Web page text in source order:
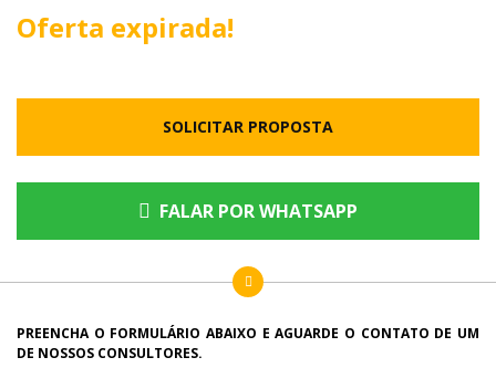
Oferta expirada!
SOLICITAR PROPOSTA
FALAR POR WHATSAPP
PREENCHA O FORMULÁRIO ABAIXO E AGUARDE O CONTATO DE UM
DE NOSSOS CONSULTORES.